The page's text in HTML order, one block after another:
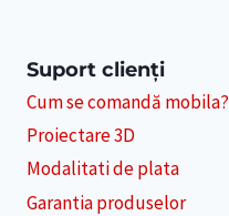
Suport clienți
Cum se comandă mobila?
Proiectare 3D
Modalitati de plata
Garantia produselor